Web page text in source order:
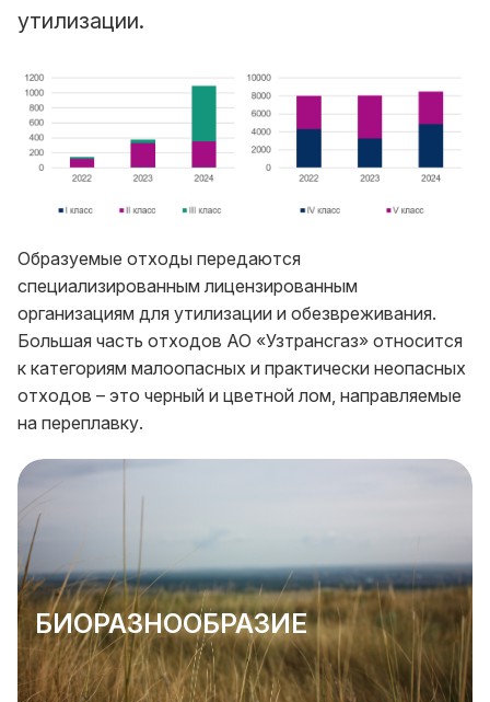
утилизации.
Образуемые отходы передаются
специализированным лицензированным
организациям для утилизации и обезвреживания.
Большая часть отходов АО «Узтрансгаз» относится
к категориям малоопасных и практически неопасных
отходов – это черный и цветной лом, направляемые
на переплавку.
БИОРАЗНООБРАЗИЕ